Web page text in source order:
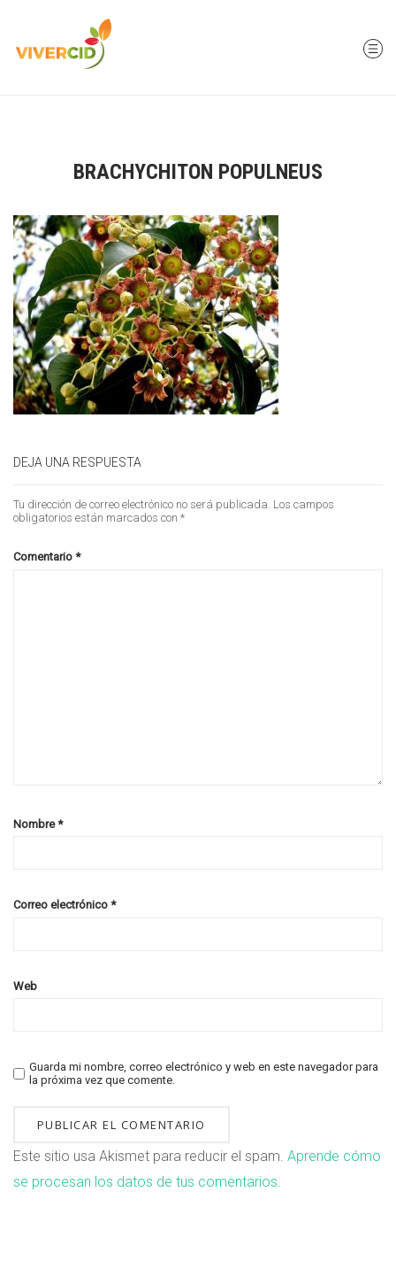
BRACHYCHITON POPULNEUS
DEJA UNA RESPUESTA
Tu dirección de correo electrónico no será publicada. Los campos
obligatorios están marcados con *
Comentario *
Nombre*
Correo electrónico *
Web
Guarda mi nombre, correo electrónico y web en este navegador para
la próxima vez que comente.
Este sitio usa Akismet para reducir el spam. Aprende cómo
se procesan los datos de tus comentarios.